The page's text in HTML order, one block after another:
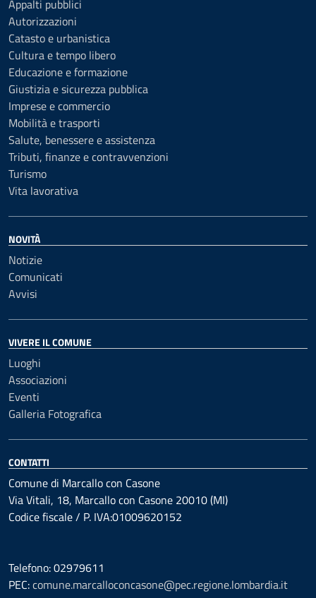
Appalti pubblici
Autorizzazioni
Catasto e urbanistica
Cultura e tempo libero
Educazione e formazione
Giustizia e sicurezza pubblica
Imprese e commercio
Mobilità e trasporti
Salute, benessere e assistenza
Tributi, finanze e contravvenzioni
Turismo
Vita lavorativa
NOVITÀ
Notizie
Comunicati
Avvisi
VIVERE IL COMUNE
Luoghi
Associazioni
Eventi
Galleria Fotografica
CONTATTI
Comune di Marcallo con Casone
Via Vitali, 18, Marcallo con Casone 20010 (MI)
Codice fiscale / P. IVA:01009620152
Telefono: 02979611
PEC:comune.marcalloconcasone@pec.regione.lombardia.it